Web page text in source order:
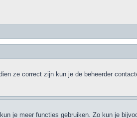
ze correct zijn kun je de beheerder
je meer functies gebruiken. Zo kun je